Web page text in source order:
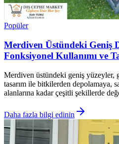
Popüler
Merdiven Üstündeki Geniş
Fonksiyonel Kullanımı ve
Merdiven üstündeki geniş yüzeyler,
tasarım ile bitkilerden depolamaya,
alanlarına kadar çeşitli şekillerde
Daha fazla bilgi edinin